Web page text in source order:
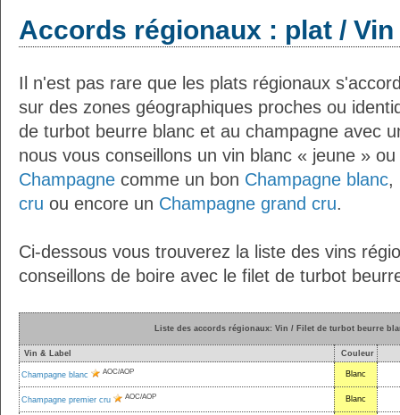
Accords régionaux : plat / Vin
Il n'est pas rare que les plats régionaux
sur des zones géographiques proches ou
de turbot beurre blanc et au champagne avec
nous vous conseillons un vin blanc « jeune »
Champagne comme un bon Champagne blanc,
cru ou encore un Champagne grand cru.
Ci-dessous vous trouverez la liste des vins
conseillons de boire avec le filet de turbot
Liste des accords régionaux: Vin / Filet de turbot beurre
Vin & Label Couleur
Champagne blanc AOC/AOP Blanc
Champagne premier cru AOC/AOP Blanc